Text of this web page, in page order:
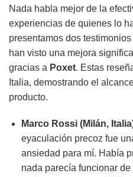
Nada habla mejor de la
experiencias de quienes lo
presentamos dos
han visto una mejora
gracias a Poxet. Estas
Italia, demostrando el
producto.
Marco Rossi (Milán,
eyaculación precoz fue
ansiedad para mí. Había
nada parecía funcionar